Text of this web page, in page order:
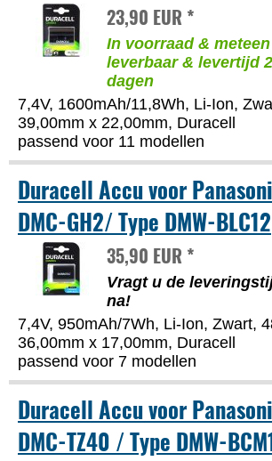
23,90 EUR *
In voorraad & meteen
leverbaar & levertijd
dagen
7,4V, 1600mAh/11,8Wh, Li-Ion,
39,00mm x 22,00mm, Duracell
passend voor 11 modellen
Duracell Accu voor
DMC-GH2/ Type DMW-BLC12
35,90 EUR *
Vragt u de
na!
7,4V, 950mAh/7Wh, Li-Ion, Zwart,
36,00mm x 17,00mm, Duracell
passend voor 7 modellen
Duracell Accu voor
DMC-TZ40 / Type DMW-